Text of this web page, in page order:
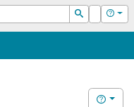
Suchen
Login Hilfe
Hilfe